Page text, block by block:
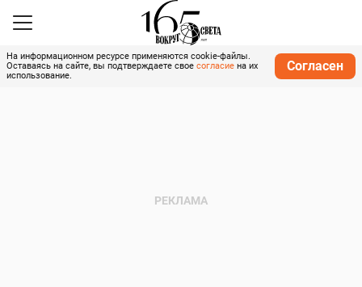
На информационном ресурсе применяются cookie-файлы.
Оставаясь на сайте, вы подтверждаете свое согласие на их
использование.
Согласен